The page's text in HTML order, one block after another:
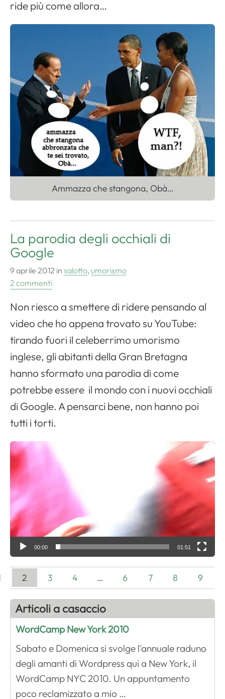
ride più come allora…
Ammazza che stangona, Obà…
La parodia degli occhiali di
Google
9 aprile 2012 in salotto, umorismo
2 commenti
Non riesco a smettere di ridere pensando al
video che ho appena trovato su YouTube:
tirando fuori il celeberrimo umorismo
inglese, gli abitanti della Gran Bretagna
hanno sformato una parodia di come
potrebbe essere il mondo con i nuovi occhiali
di Google. A pensarci bene, non hanno poi
tutti i torti.
V
d
e
o
P
l
y
r
00:00 01:51
2 3 4 … 6 7 8 9
Articoli a casaccio
WordCamp New York 2010
Sabato e Domenica si svolge l'annuale raduno
degli amanti di Wordpress qui a New York, il
WordCamp NYC 2010. Un appuntamento
poco reclamizzato a mio …